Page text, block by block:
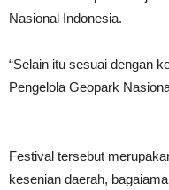
Nasional Indonesia.
“Selain itu sesuai dengan
Pengelola Geopark
Festival tersebut
kesenian daerah,